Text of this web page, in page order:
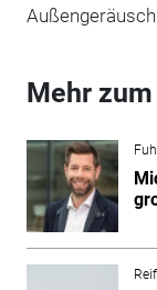
Außengeräusch.
Mehr